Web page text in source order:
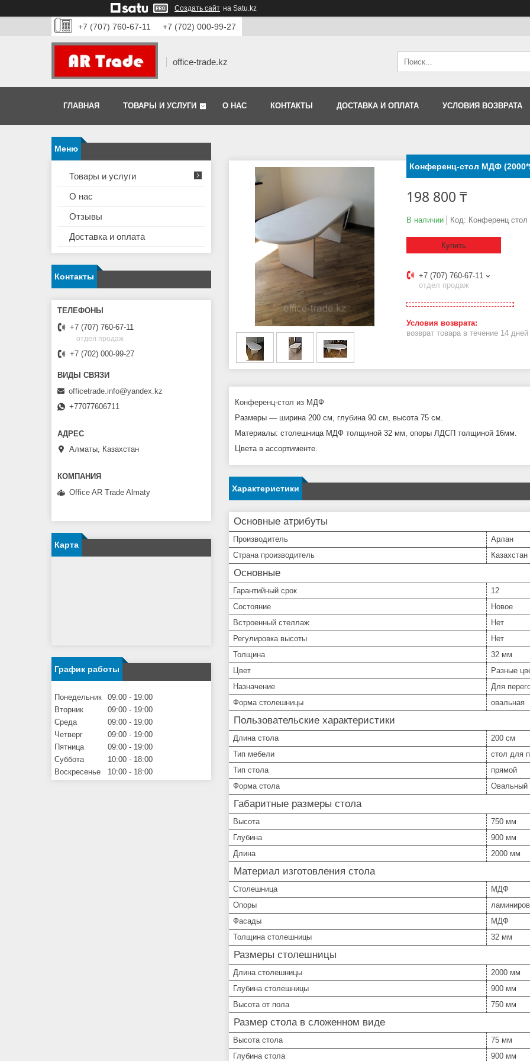
Создать сайт на Satu.kz
+7 (707) 760-67-11 +7 (702) 000-99-27
office-trade.kz
ГЛАВНАЯ ТОВАРЫ И УСЛУГИ О НАС КОНТАКТЫ ДОСТАВКА И ОПЛАТА УСЛОВИЯ ВОЗВРАТА
Конференц-стол МДФ
198 800 ₸
В наличии Код: Конференц стол
Купить
+7 (707) 760-67-11
отдел продаж
возврат товара в течение 14 дней
Конференц-стол из МДФ
Размеры ― ширина 200 см, глубина 90 см, высота 75 см.
Материалы: столешница МДФ толщиной 32 мм, опоры ЛДСП толщиной 16мм.
Цвета в ассортименте.
Характеристики
Основные атрибуты
Производитель
Арлан
Страна производитель
Казахстан
Основные
Гарантийный срок
12
Состояние
Новое
Встроенный стеллаж
Нет
Регулировка высоты
Нет
Толщина
32 мм
Цвет
Разные
Назначение
Для
Форма столешницы
овальная
Пользовательские характеристики
Длина стола
200 см
Тип мебели
стол для
Тип стола
прямой
Форма стола
Овальный
Габаритные размеры стола
Высота
750 мм
Глубина
900 мм
Длина
2000 мм
Материал изготовления стола
Столешница
МДФ
Опоры
Фасады
МДФ
Толщина столешницы
32 мм
Размеры столешницы
Длина столешницы
2000 мм
Глубина столешницы
900 мм
Высота от пола
750 мм
Размер стола в сложенном виде
Высота стола
75 мм
Глубина стола
900 мм
Товары и услуги
О нас
Отзывы
Доставка и оплата
Контакты
+7 (707) 760-67-11
отдел продаж
+7 (702) 000-99-27
officetrade.info@yandex.kz
+77077606711
Алматы, Казахстан
Office AR Trade Almaty
Карта
График работы
Понедельник 09:00
19:00
Вторник
09:00
19:00
Среда
09:00
19:00
Четверг
09:00
19:00
Пятница
09:00
19:00
Суббота
10:00
18:00
Воскресенье
10:00 18:00